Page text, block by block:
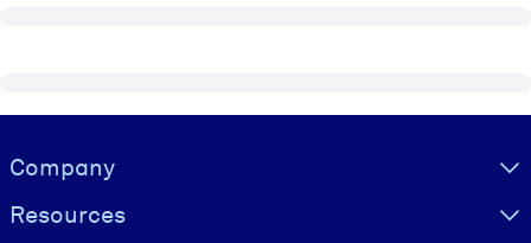
Visually hidden Text
Company
Resources